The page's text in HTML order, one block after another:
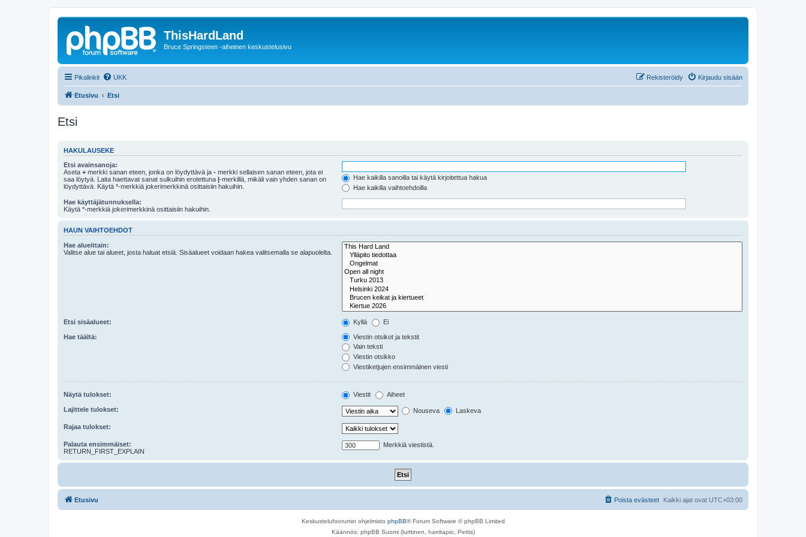
ThisHardLand
Bruce Springsteen -aiheinen keskustelusivu
Pikalinkit UKK Kirjaudu sisään
Rekisteröidy
Etusivu Etsi
Etsi
HAKULAUSEKE
Etsi avainsanoja:
Aseta + merkki sanan eteen, jonka on löydyttävä ja - merkki sellaisen sanan eteen, jota ei
saa löytyä. Laita haettavat sanat sulkuihin erotettuna |-merkillä, mikäli vain yhden sanan on
löydyttävä. Käytä *-merkkiä jokerimerkkinä osittaisiin hakuihin.
Hae kaikilla sanoilla tai käytä kirjoitettua hakua
Hae kaikilla vaihtoehdoilla
Hae käyttäjätunnuksella:
Käytä *-merkkiä jokerimerkkinä osittaisiin hakuihin.
HAUN VAIHTOEHDOT
Hae alueittain:
Valitse alue tai alueet, josta haluat etsiä. Sisäalueet voidaan hakea valitsemalla se alapuolelta.
Etsi sisäalueet: Kyllä Ei
Hae täältä:
Viestin otsikot ja tekstit
Vain teksti
Viestin otsikko
Viestiketjujen ensimmäinen viesti
Näytä tulokset: Viestit Aiheet
Lajittele tulokset: Nouseva Laskeva
Rajaa tulokset:
Palauta ensimmäiset:
RETURN_FIRST_EXPLAIN
Merkkiä viestistä.
Etusivu Kaikki ajat ovat UTC+03:00
Poista evästeet
Keskustelufoorumin ohjelmisto phpBB® Forum Software © phpBB Limited
Käännös: phpBB Suomi (lurttinen, harritapio, Pettis)